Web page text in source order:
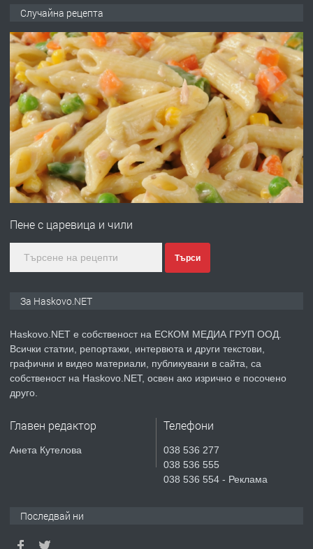
АПАРТАМЕНТ В ЦЕНТЪРА НА ГР.
ХАСКОВО
преди 3 дни
ПРЕДЛАГА Давам гараж под наем
преди 3 дни
ПРЕДЛАГА
№4120 Магазин/Офис под наем в кв.
градската градина!
преди 4 дни
ПРЕДЛАГА
Продавам парцел в гр. Хасково кв.
СГЛОБЯВАНЕ НА МЕБЕЛИ.
Случайна рецепта
Пене с царевица и чили
Търси
За Haskovo.NET
Haskovo.NET е собственост на ЕСКОМ МЕДИА ГРУП ООД.
Всички статии, репортажи, интервюта и други текстови,
графични и видео материали, публикувани в сайта, са
собственост на Haskovo.NET, освен ако изрично е посочено
друго.
Главен редактор
Анета Кутелова
Телефони
038 536 277
038 536 555
038 536 554 - Реклама
Последвай ни